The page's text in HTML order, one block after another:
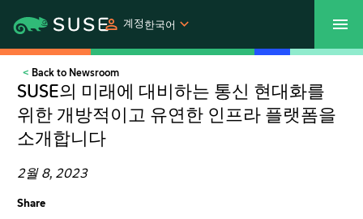
계정 한국어
SUSECON 2027
제품
솔루션
Back to Newsroom
SUSE의 미래에 대비하는 통신 현대화를
위한 개방적이고 유연한 인프라 플랫폼을
소개합니다
2월 8, 2023
Share